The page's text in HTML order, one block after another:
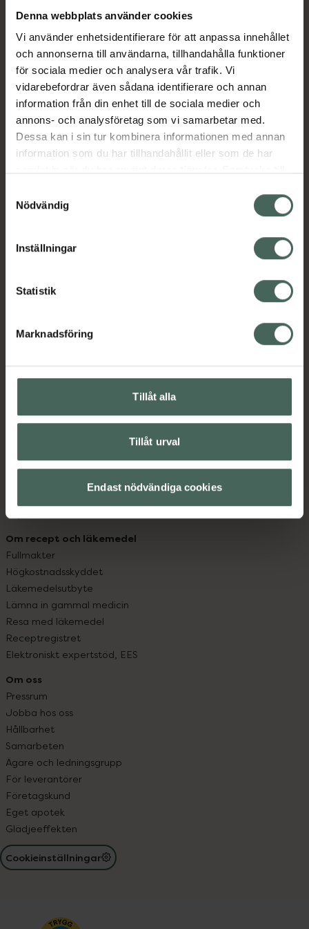
Denna webbplats använder cookies
Vi använder enhetsidentifierare för att anpassa innehållet
och annonserna till användarna, tillhandahålla funktioner
för sociala medier och analysera vår trafik. Vi
vidarebefordrar även sådana identifierare och annan
information från din enhet till de sociala medier och
annons- och analysföretag som vi samarbetar med.
Dessa kan i sin tur kombinera informationen med annan
information som du har tillhandahållit eller som de har
återkalla ditt samtycke via webbplatsens
cookieinställningar. Ett återkallat samtycke påverkar inte
lagligheten av behandling som skett innan återkallelsen.
Nödvändig
Inställningar
Statistik
Marknadsföring
Tillåt alla
Tillåt urval
Endast nödvändiga cookies
Fler produkter från Alvedon
Aktuella erbjudanden
Beskrivning
05054563932938
Kronans Apotek finns här för dig. Du hittar oss från Skåne i
datorn. Oavsett vem du är så är det vårt uppdrag att
med oss.
Kundservice
Kontakta oss
Hitta apotek
Leverans, betalning och retur
Kundklubb
Köpvillkor
Om recept och läkemedel
Fullmakter
Högkostnadsskyddet
Läkemedelsutbyte
Lämna in gammal medicin
Resa med läkemedel
Receptregistret
Elektroniskt expertstöd, EES
Om oss
Pressrum
Jobba hos oss
Hållbarhet
Samarbeten
Ägare och ledningsgrupp
För leverantörer
Företagskund
Eget apotek
Glädjeeffekten
Cookieinställningar